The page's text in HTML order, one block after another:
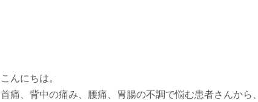
こんにちは。
首痛、背中の痛み、腰痛、胃腸の不調で悩む患者さんから、